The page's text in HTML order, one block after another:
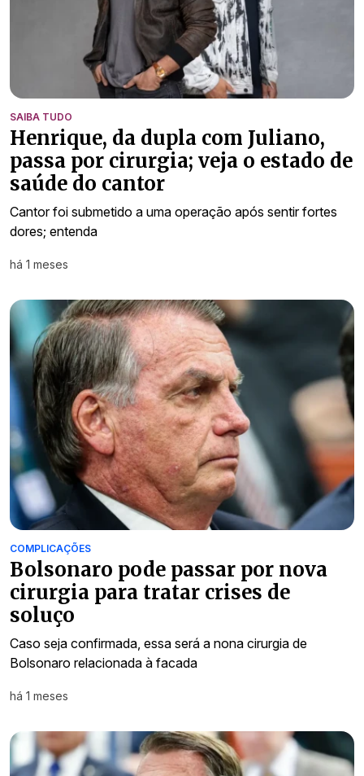
SAIBA TUDO
Henrique, da dupla com Juliano,
passa por cirurgia; veja o estado de
saúde do cantor
Cantor foi submetido a uma operação após sentir fortes
dores; entenda
há 1 meses
COMPLICAÇÕES
Bolsonaro pode passar por nova
cirurgia para tratar crises de
soluço
Caso seja confirmada, essa será a nona cirurgia de
Bolsonaro relacionada à facada
há 1 meses